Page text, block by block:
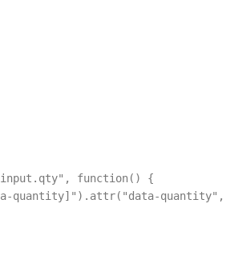
function() {
quantity]").attr("data-